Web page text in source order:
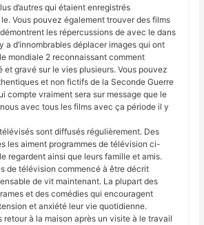
d’autres qui étaient enregistrés
Vous pouvez également trouver des films
les répercussions de avec le dans
a d’innombrables déplacer images qui ont
mondiale 2 reconnaissant comment
et gravé sur le vies plusieurs. Vous pouvez
et non fictifs de la Seconde Guerre
compte vraiment sera sur message que le
avec tous les films avec ça période il y
sont diffusés régulièrement. Des
les aiment programmes de télévision ci-
regardent ainsi que leurs famille et amis.
de télévision commencé à être décrit
de vit maintenant. La plupart des
et des comédies qui encouragent
et anxiété leur vie quotidienne.
retour à la maison après un visite à le travail